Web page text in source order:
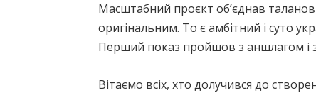
Масштабний проєкт об’єднав
оригінальним. То є амбітний і суто
Перший показ пройшов з аншлагом і
Вітаємо всіх, хто долучився до